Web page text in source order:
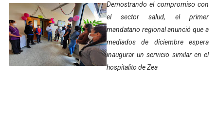
Iahula pone en marcha protocolo de triaje psicosocial
Arranca en Rivas Dávila el Plan de Renovación de
Alcalde Nelson Álvarez llevó jornada recreativa a la
Demostrando el compromiso con
el sector salud, el primer
mandatario regional anunció que a
mediados de diciembre espera
inaugurar un servicio similar en el
hospitalito de Zea